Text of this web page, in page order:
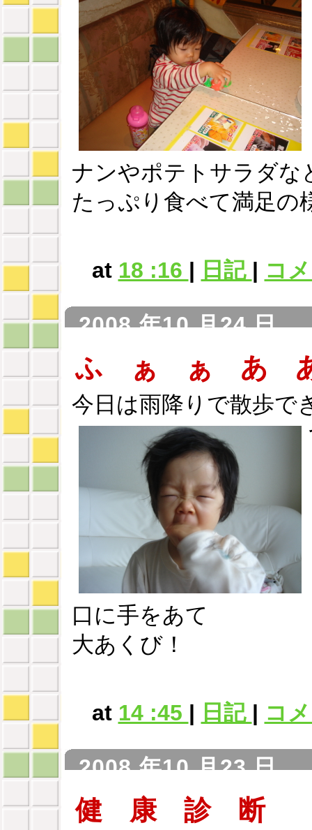
ナンやポテトサラダな
たっぷり食べて満足
at 18 :16 | 日記 | コ
2008 年10 月24 日
ふ ぁ ぁ あ
今日は雨降りで散歩で
口に手をあて
大あくび！
at 14 :45 | 日記 | コ
2008 年10 月23 日
健 康 診 断